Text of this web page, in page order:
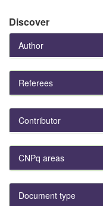
Discover
Author
Referees
Contributor
CNPq areas
Document type